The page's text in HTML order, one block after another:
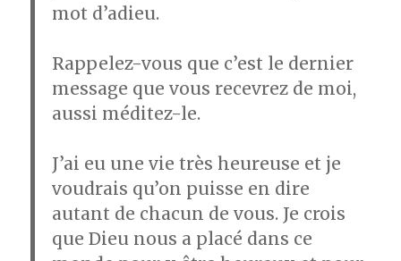
mot d’adieu.
Rappelez-vous que c’est le dernier
message que vous recevrez de moi,
aussi méditez-le.
J’ai eu une vie très heureuse et je
voudrais qu’on puisse en dire
autant de chacun de vous. Je crois
que Dieu nous a placé dans ce